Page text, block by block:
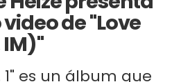
de "Love
1" es un álbum que